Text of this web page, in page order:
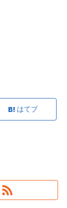
はてブ